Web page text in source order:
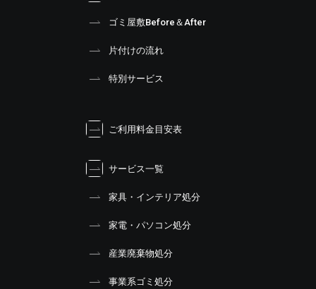
ゴミ屋敷Before＆After
片付けの流れ
特別サービス
ご利用料金目安表
サービス一覧
家具・インテリア処分
家電・パソコン処分
産業廃棄物処分
事業系ゴミ処分